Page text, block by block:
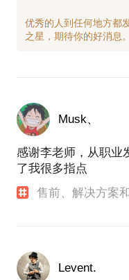
要掌握多少技术，学
10公里，每周一个
关于读书求学，我
帮助超过100+同学
育学部校外就业导师
你想考教育学，我们
曾在中科院担任计算
划编辑，负责科普
有意思，我可以让你
前三名；
曾在人工智能领域的
优秀的人到任何地方都
Musk、
感谢李老师，从职业
了我很多指点
售前、解决方案
Levent.